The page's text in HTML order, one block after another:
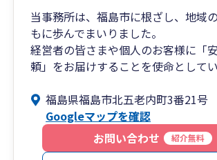
当事務所は、福島市に根ざし、地域
もに歩んでまいりました。
経営者の皆さまや個人のお客様に「
頼」をお届けすることを使命としてい
福島県福島市北五老内町3番21号
Googleマップを確認
お問い合わせ
紹介無料